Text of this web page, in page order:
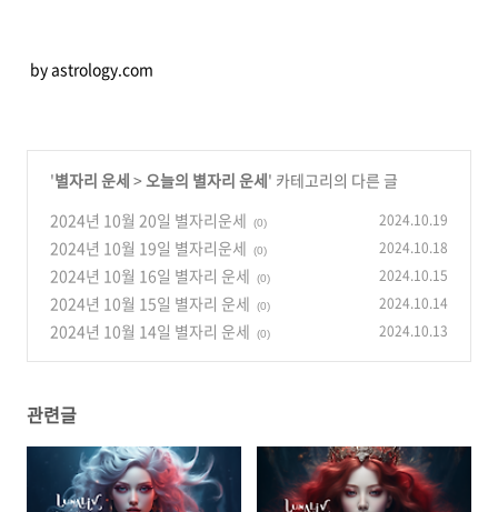
by astrology.com
'별자리 운세 >오늘의 별자리 운세' 카테고리의 다른 글
2024년 10월 20일 별자리운세
(0) 2024.10.19
2024년 10월 19일 별자리운세 (0) 2024.10.18
2024년 10월 16일 별자리 운세 (0) 2024.10.15
2024년 10월 15일 별자리 운세 (0) 2024.10.14
2024년 10월 14일 별자리 운세 (0) 2024.10.13
관련글